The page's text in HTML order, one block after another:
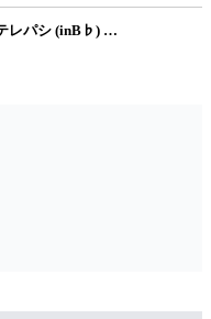
DECO*27 - テレパシ (inB♭) by なす